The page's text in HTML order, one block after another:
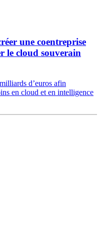
une coentreprise
le cloud souverain
d’euros afin
en cloud et en intelligence